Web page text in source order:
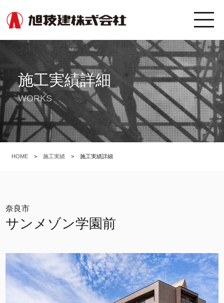
施工実績詳細
WORKS
HOME > 施工実績 > 施工実績詳細
奈良市
サンメゾン学園前